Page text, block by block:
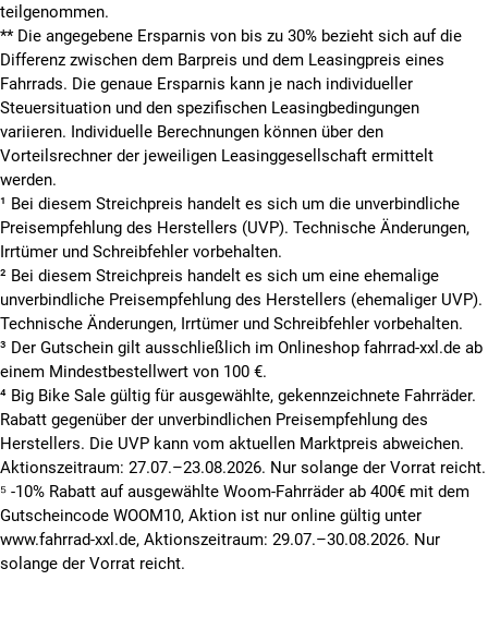
teilgenommen.
** Die angegebene Ersparnis von bis zu 30% bezieht sich auf die
Differenz zwischen dem Barpreis und dem Leasingpreis eines
Fahrrads. Die genaue Ersparnis kann je nach individueller
Steuersituation und den spezifischen Leasingbedingungen
variieren. Individuelle Berechnungen können über den
Vorteilsrechner der jeweiligen Leasinggesellschaft ermittelt
werden.
¹ Bei diesem Streichpreis handelt es sich um die unverbindliche
Preisempfehlung des Herstellers (UVP). Technische Änderungen,
Irrtümer und Schreibfehler vorbehalten.
² Bei diesem Streichpreis handelt es sich um eine ehemalige
unverbindliche Preisempfehlung des Herstellers (ehemaliger UVP).
Technische Änderungen, Irrtümer und Schreibfehler vorbehalten.
³ Der Gutschein gilt ausschließlich im Onlineshop fahrrad-xxl.de ab
einem Mindestbestellwert von 100 €.
⁴ Big Bike Sale gültig für ausgewählte, gekennzeichnete Fahrräder.
Rabatt gegenüber der unverbindlichen Preisempfehlung des
Herstellers. Die UVP kann vom aktuellen Marktpreis abweichen.
Aktionszeitraum: 27.07.–23.08.2026. Nur solange der Vorrat reicht.
⁵ -10% Rabatt auf ausgewählte Woom-Fahrräder ab 400€ mit dem
Gutscheincode WOOM10, Aktion ist nur online gültig unter
www.fahrrad-xxl.de, Aktionszeitraum: 29.07.–30.08.2026. Nur
solange der Vorrat reicht.